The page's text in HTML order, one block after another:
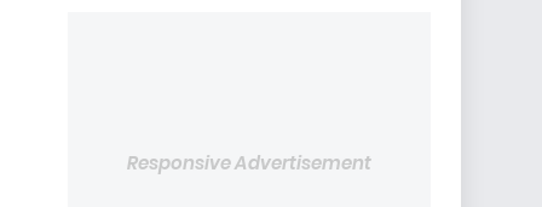
Responsive Advertisement